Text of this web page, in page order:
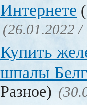
Интернете
(26.01.2022 /
Купить
шпалы
Разное)